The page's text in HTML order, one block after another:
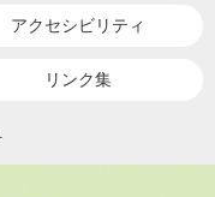
アクセシビリティ
リンク集